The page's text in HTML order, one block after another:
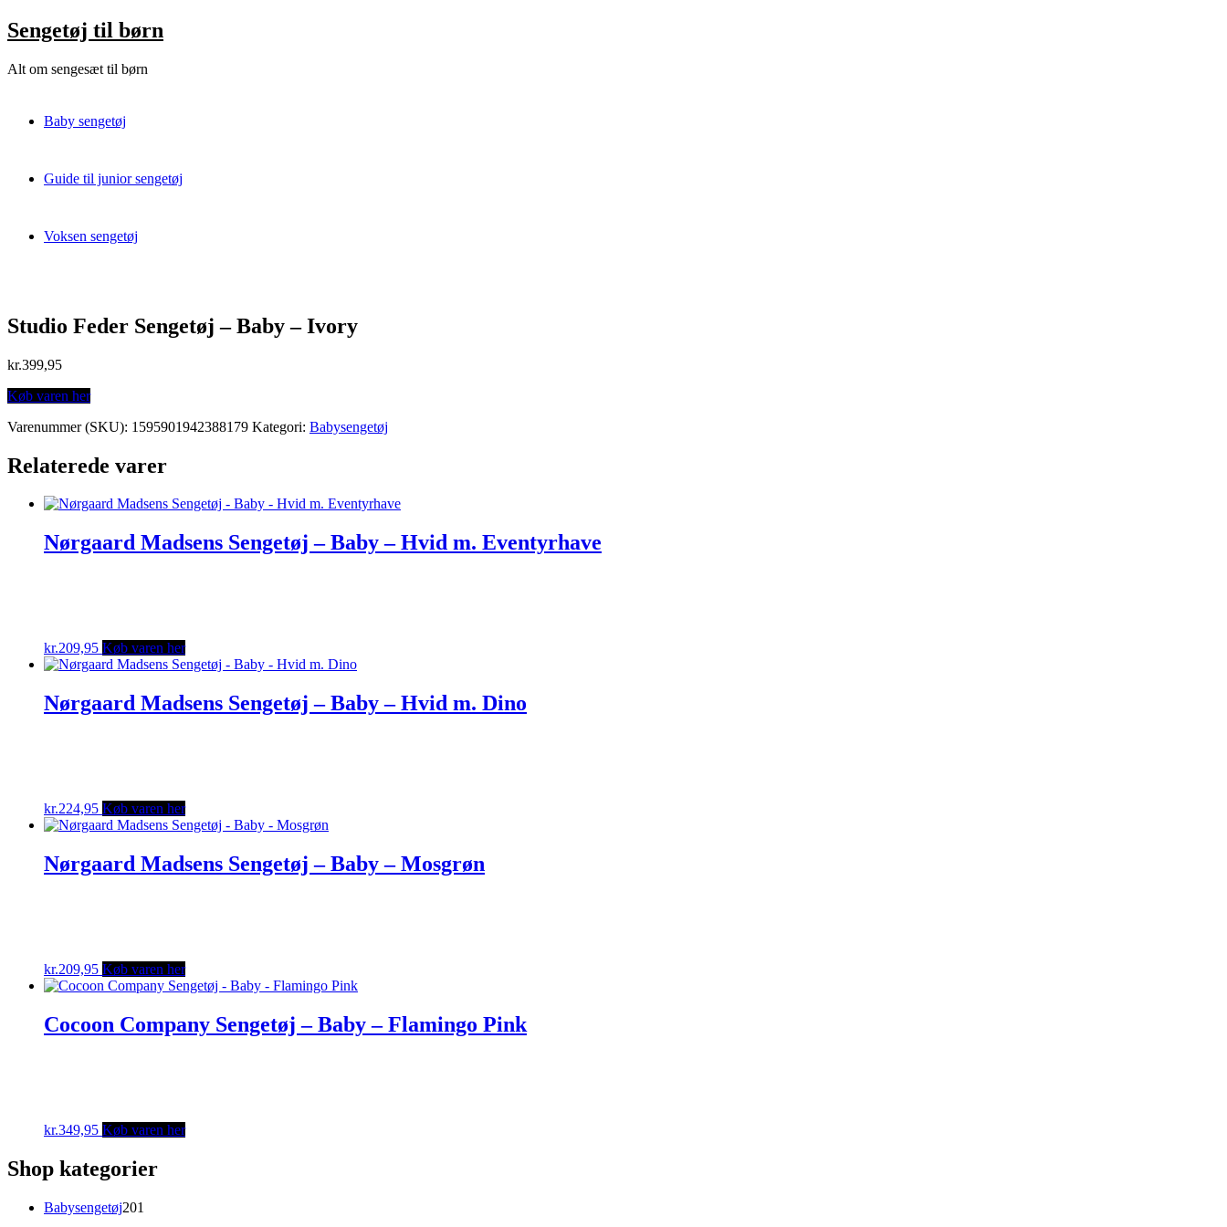
Skip
to
Sengetøj til børn
Alt om sengesæt til børn
Baby sengetøj
Guide til junior sengetøj
Voksen sengetøj
Studio Feder Sengetøj – Baby – Ivory
kr.399,95
Køb varen her
Varenummer (SKU): 1595901942388179 Kategori: Babysengetøj
Relaterede varer
Nørgaard Madsens Sengetøj – Baby – Hvid m. Eventyrhave
kr.209,95 Køb varen her
Nørgaard Madsens Sengetøj – Baby – Hvid m. Dino
kr.224,95 Køb varen her
Nørgaard Madsens Sengetøj – Baby – Mosgrøn
kr.209,95 Køb varen her
Cocoon Company Sengetøj – Baby – Flamingo Pink
kr.349,95 Køb varen her
Shop kategorier
Babysengetøj201